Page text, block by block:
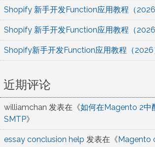
Shopify 新手开发Function应用教程（2026
Shopify 新手开发Function应用教程（2026
Shopify新手开发Function应用教程（2026
近期评论
williamchan 发表在《如何在Magento 2中
SMTP》
essay conclusion help 发表在《Magento